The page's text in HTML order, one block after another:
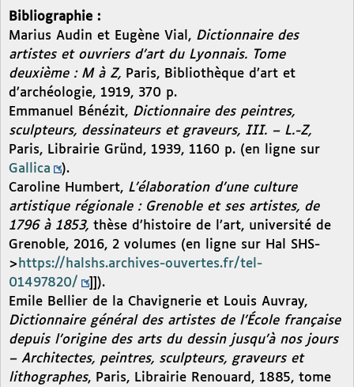
Bibliographie :
Marius Audin et Eugène Vial, Dictionnaire des
artistes et ouvriers d’art du Lyonnais. Tome
deuxième : M à Z, Paris, Bibliothèque d’art et
d’archéologie, 1919, 370 p.
Emmanuel Bénézit, Dictionnaire des peintres,
sculpteurs, dessinateurs et graveurs, III. – L.-Z,
Paris, Librairie Gründ, 1939, 1160 p. (en ligne sur
Gallica
).
Caroline Humbert, L’élaboration d’une culture
artistique régionale : Grenoble et ses artistes, de
1796 à 1853, thèse d’histoire de l’art, université de
Grenoble, 2016, 2 volumes (en ligne sur Hal SHS-
> https://halshs.archives-ouvertes.fr/tel-
01497820/
]]).
Emile Bellier de la Chavignerie et Louis Auvray,
Dictionnaire général des artistes de l’École française
depuis l’origine des arts du dessin jusqu’à nos jours
– Architectes, peintres, sculpteurs, graveurs et
lithographes, Paris, Librairie Renouard, 1885, tome